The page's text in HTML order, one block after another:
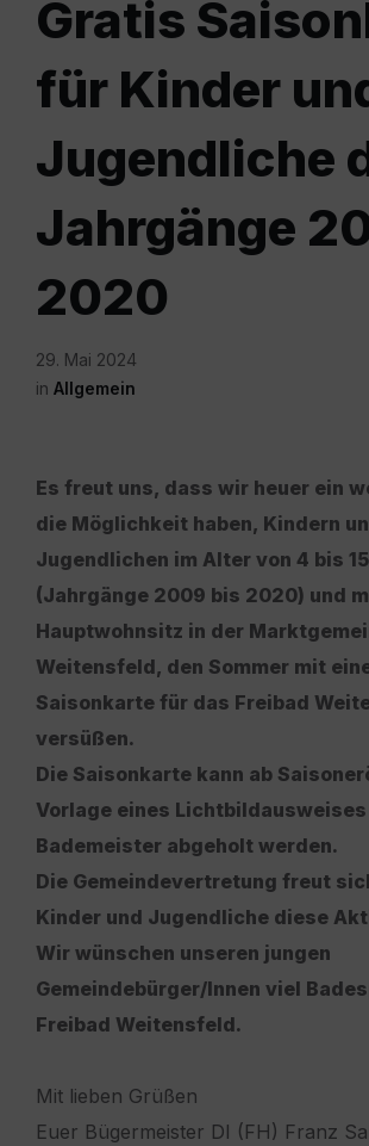
Gratis
für Kinder
Jugendliche
Jahrgänge
2020
29. Mai 2024
in Allgemein
Es freut uns, dass wir heuer ein
die Möglichkeit haben, Kindern
Jugendlichen im Alter von 4 bis
(Jahrgänge 2009 bis 2020) und
Hauptwohnsitz in der
Weitensfeld, den Sommer mit
Saisonkarte für das Freibad
versüßen.
Die Saisonkarte kann ab
Vorlage eines Lichtbildausweises
Bademeister abgeholt werden.
Die Gemeindevertretung freut
Kinder und Jugendliche diese
Wir wünschen unseren jungen
Gemeindebürger/Innen viel
Freibad Weitensfeld.
Mit lieben Grüßen
Euer Bügermeister DI (FH) Franz